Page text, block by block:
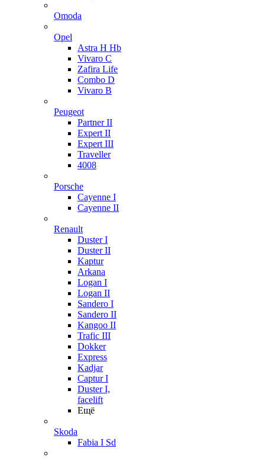
Omoda
Opel
Astra H Hb
Vivaro C
Zafira Life
Combo D
Vivaro B
Peugeot
Partner II
Expert II
Expert III
Traveller
4008
Porsche
Cayenne I
Cayenne II
Renault
Duster I
Duster II
Kaptur
Arkana
Logan I
Logan II
Sandero I
Sandero II
Kangoo II
Trafic III
Dokker
Express
Kadjar
Captur I
Duster I,
facelift
Ещё
Skoda
Fabia I Sd